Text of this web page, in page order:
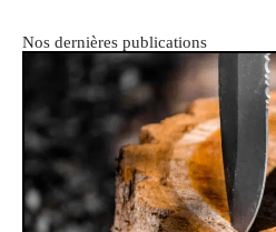
Nos dernières publications